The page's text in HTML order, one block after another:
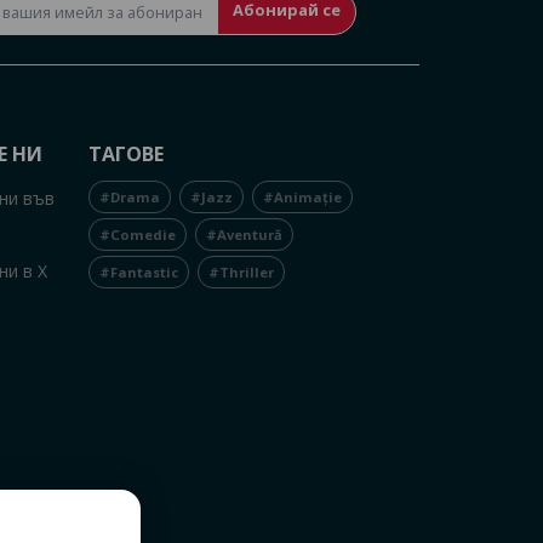
Абонирай се
НИ
във
в X
ТАГОВЕ
#Drama #Jazz #Animație
#Comedie #Aventură
#Fantastic #Thriller